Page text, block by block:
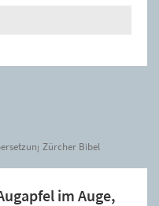
Zürcher Bibel
im Auge,